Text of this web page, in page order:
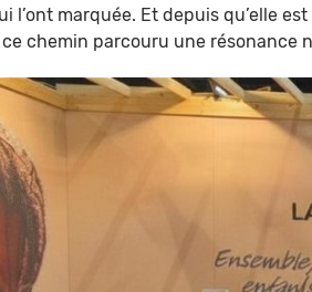
l’ont marquée. Et depuis qu’elle
chemin parcouru une résonance